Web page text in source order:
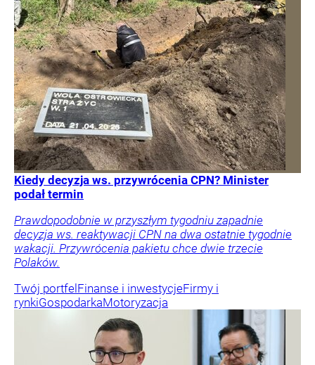
Kiedy decyzja ws. przywrócenia CPN? Minister
podał termin
Prawdopodobnie w przyszłym tygodniu zapadnie
decyzja ws. reaktywacji CPN na dwa ostatnie tygodnie
wakacji. Przywrócenia pakietu chce dwie trzecie
Polaków.
Twój portfel Finanse i inwestycjeFirmy i
rynkiGospodarkaMotoryzacja